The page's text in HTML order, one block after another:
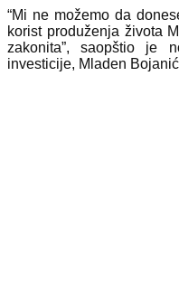
“Mi ne možemo da
korist produženja života
zakonita”, saopštio je
investicije, Mladen